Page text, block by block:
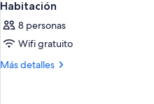
Habitación
8 personas
Wifi gratuito
Más detalles
Más